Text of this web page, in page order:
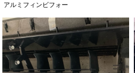
アルミフィンビフォー